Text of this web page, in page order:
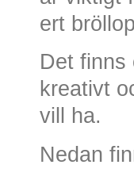
ert
Det finns
kreativt
vill ha.
Nedan